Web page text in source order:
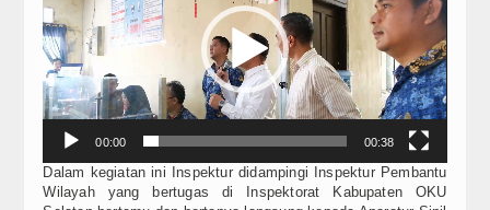
00:00 00:38
Dalam kegiatan ini Inspektur didampingi Inspektur Pembantu
Wilayah yang bertugas di Inspektorat Kabupaten OKU